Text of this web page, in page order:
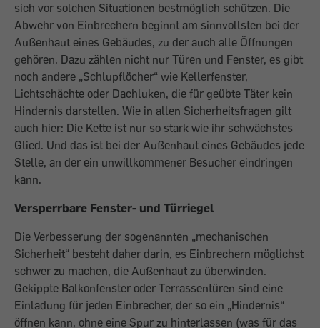
sich vor solchen Situationen bestmöglich schützen. Die
Abwehr von Einbrechern beginnt am sinnvollsten bei der
Außenhaut eines Gebäudes, zu der auch alle Öffnungen
gehören. Dazu zählen nicht nur Türen und Fenster, es gibt
noch andere „Schlupflöcher“ wie Kellerfenster,
Lichtschächte oder Dachluken, die für geübte Täter kein
Hindernis darstellen. Wie in allen Sicherheitsfragen gilt
auch hier: Die Kette ist nur so stark wie ihr schwächs­tes
Glied. Und das ist bei der Außenhaut eines Gebäudes jede
Stelle, an der ein unwillkommener Besucher eindringen
kann.
Versperrbare Fenster- und Türriegel
Die Verbesserung der sogenannten „mechanischen
Sicherheit“ besteht daher darin, es Einbrechern möglichst
schwer zu machen, die Außenhaut zu überwinden.
Gekippte Balkonfenster oder Terrassentüren sind eine
Einladung für jeden Einbrecher, der so ein „Hindernis“
öffnen kann, ohne eine Spur zu hinterlassen (was für das